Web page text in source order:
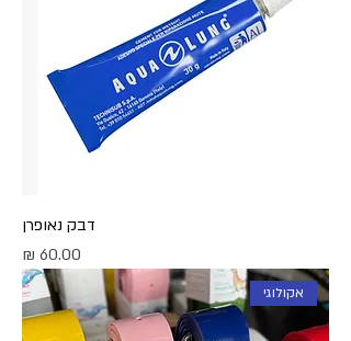
דבק נאופרן
מחיר
אקולוגי